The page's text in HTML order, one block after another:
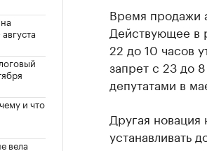
и что
вела
Время продажи
Действующее в
22 до 10 часов
запрет с 23 до
депутатами в
Другая
устанавливать